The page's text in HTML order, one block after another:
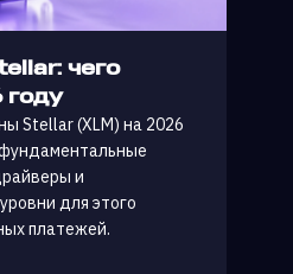
чего
году
Stellar (XLM) на 2026
и
для этого
платежей.